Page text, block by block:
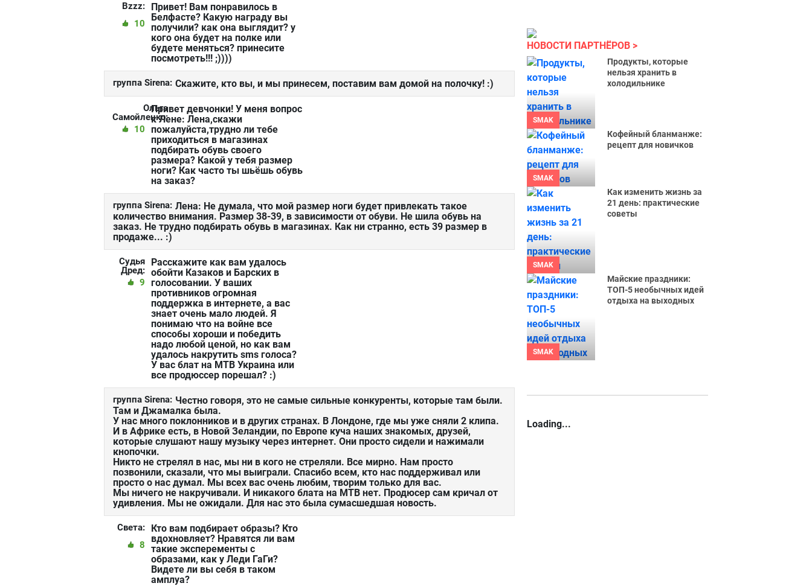
Bzzz:
10
Привет! Вам понравилось в
Белфасте? Какую награду вы
получили? как она выглядит? у
кого она будет на полке или
будете меняться? принесите
посмотреть!!! ;))))
группа Sirena: Скажите, кто вы, и мы принесем, поставим вам домой на полочку! :)
Ольга
Самойленко:
10
Привет девчонки! У меня вопрос
к Лене: Лена,скажи
пожалуйста,трудно ли тебе
приходиться в магазинах
подбирать обувь своего
размера? Какой у тебя размер
ноги? Как часто ты шьёшь обувь
на заказ?
группа Sirena: Лена: Не думала, что мой размер ноги будет привлекать такое
количество внимания. Размер 38-39, в зависимости от обуви. Не шила обувь на
заказ. Не трудно подбирать обувь в магазинах. Как ни странно, есть 39 размер в
продаже... :)
Судья
Дред:
9
Расскажите как вам удалось
обойти Казаков и Барских в
голосовании. У ваших
противников огромная
поддержка в интернете, а вас
знает очень мало людей. Я
понимаю что на войне все
способы хороши и победить
надо любой ценой, но как вам
удалось накрутить sms голоса?
У вас блат на МТВ Украина или
все продюссер порешал? :)
группа Sirena: Честно говоря, это не самые сильные конкуренты, которые там были.
Там и Джамалка была.
У нас много поклонников и в других странах. В Лондоне, где мы уже сняли 2 клипа.
И в Африке есть, в Новой Зеландии, по Европе куча наших знакомых, друзей,
которые слушают нашу музыку через интернет. Они просто сидели и нажимали
кнопочки.
Никто не стрелял в нас, мы ни в кого не стреляли. Все мирно. Нам просто
позвонили, сказали, что мы выиграли. Спасибо всем, кто нас поддерживал или
просто о нас думал. Мы всех вас очень любим, творим только для вас.
Мы ничего не накручивали. И никакого блата на МТВ нет. Продюсер сам кричал от
удивления. Мы не ожидали. Для нас это была сумасшедшая новость.
Света:
8
Кто вам подбирает образы? Кто
вдохновляет? Нравятся ли вам
такие эксперементы с
образами, как у Леди ГаГи?
Видете ли вы себя в таком
амплуа?
НОВОСТИ ПАРТНЁРОВ
SMAK
Продукты, которые
нельзя хранить в
холодильнике
SMAK
Кофейный бланманже:
рецепт для новичков
SMAK
Как изменить жизнь за
21 день: практические
советы
SMAK
Майские праздники:
ТОП-5 необычных идей
отдыха на выходных
Loading...